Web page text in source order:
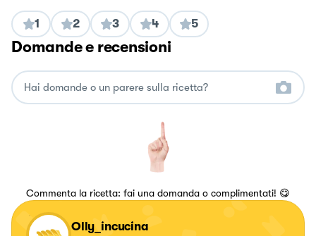
1 2 3 4 5
Domande e recensioni
Commenta la ricetta: fai una domanda o complimentati! 😋
Olly_incucina